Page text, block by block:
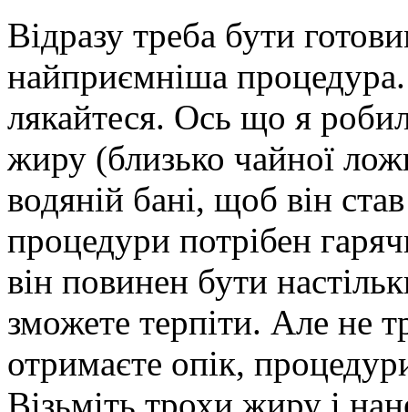
Відразу треба бути
найприємніша
лякайтеся. Ось що я
жиру (близько чайної
водяній бані, щоб він
процедури потрібен
він повинен бути
зможете терпіти. Але не
отримаєте опік,
Візьміть трохи жиру і